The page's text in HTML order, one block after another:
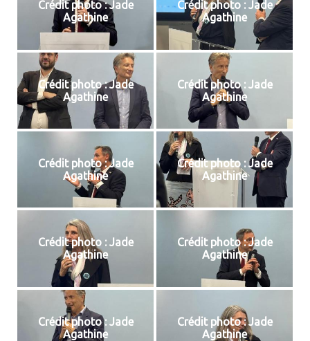
Crédit photo : Jade
Agathine
Crédit photo : Jade
Agathine
Crédit photo : Jade
Agathine
Crédit photo : Jade
Agathine
Crédit photo : Jade
Agathine
Crédit photo : Jade
Agathine
Crédit photo : Jade
Agathine
Crédit photo : Jade
Agathine
Crédit photo : Jade
Agathine
Crédit photo : Jade
Agathine